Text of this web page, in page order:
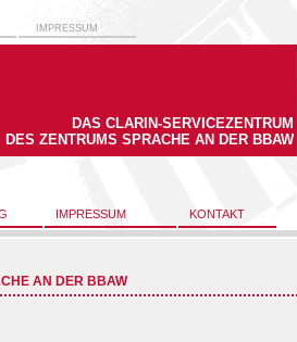
IMPRESSUM
DAS CLARIN-SERVICEZENTRUM
DES ZENTRUMS SPRACHE AN DER BBAW
IMPRESSUM KONTAKT
AN DER BBAW